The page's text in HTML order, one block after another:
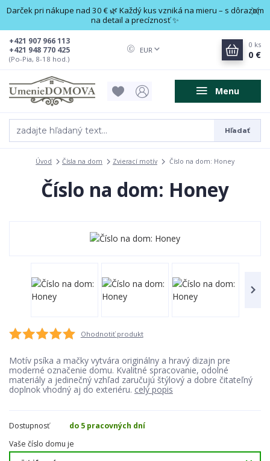
Darček pri nákupe nad 30 € 🌿 Každý kus vzniká na mieru – s dôrazom
na detail a precíznosť ✨
Menu
EUR
Hľadať
+421 948 770 425
+421 907 966 113
(Po-Pia, 8-18 hod.)
0 ks
0 €
Úvod Čísla na dom Zvierací motív Číslo na dom: Honey
Číslo na dom: Honey
Ohodnotiť produkt
Motív psíka a mačky vytvára originálny a hravý dizajn pre
moderné označenie domu. Kvalitné spracovanie, odolné
materiály a jedinečný vzhľad zaručujú štýlový a dobre čitateľný
doplnok vhodný aj do exteriéru. celý popis
Dostupnosť
do 5 pracovných dní
Vaše číslo domu je